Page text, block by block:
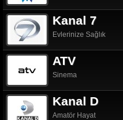
Kanal 7
Evlerinize Sağlık
ATV
Sinema
Kanal D
Amatör Hayat